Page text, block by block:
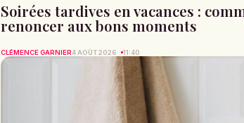
Soirées tardives en vacances :
renoncer aux bons moments
CLÉMENCE GARNIER4 AOÛT 2026 11:40